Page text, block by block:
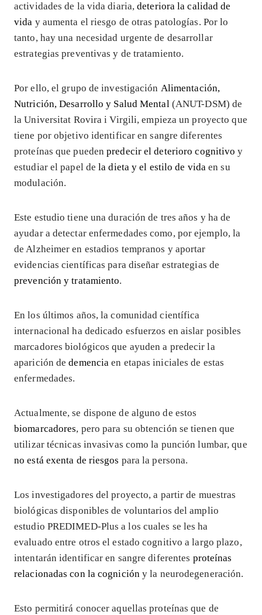
actividades de la vida diaria,deteriora la calidad de
vida y aumenta el riesgo de otras patologías. Por lo
tanto, hay una necesidad urgente de desarrollar
estrategias preventivas y de tratamiento.
Por ello, el grupo de investigación Alimentación,
Nutrición, Desarrollo y Salud Mental (ANUT-DSM) de
la Universitat Rovira i Virgili, empieza un proyecto que
tiene por objetivo identificar en sangre diferentes
proteínas que puedenpredecir el deterioro cognitivo y
estudiar el papel dela dieta y el estilo de vida en su
modulación.
Este estudio tiene una duración de tres años y ha de
ayudar a detectar enfermedades como, por ejemplo, la
de Alzheimer en estadios tempranos y aportar
evidencias científicas para diseñar estrategias de
prevención y tratamiento.
En los últimos años, la comunidad científica
internacional ha dedicado esfuerzos en aislar posibles
marcadores biológicos que ayuden a predecir la
aparición dedemenciaen etapas iniciales de estas
enfermedades.
Actualmente, se dispone de alguno de estos
biomarcadores, pero para su obtención se tienen que
utilizar técnicas invasivas como la punción lumbar, que
no está exenta de riesgos para la persona.
Los investigadores del proyecto, a partir de muestras
biológicas disponibles de voluntarios del amplio
estudio PREDIMED-Plus a los cuales se les ha
evaluado entre otros el estado cognitivo a largo plazo,
intentarán identificar en sangre diferentes proteínas
relacionadas con la cognición y la neurodegeneración.
Esto permitirá conocer aquellas proteínas que de